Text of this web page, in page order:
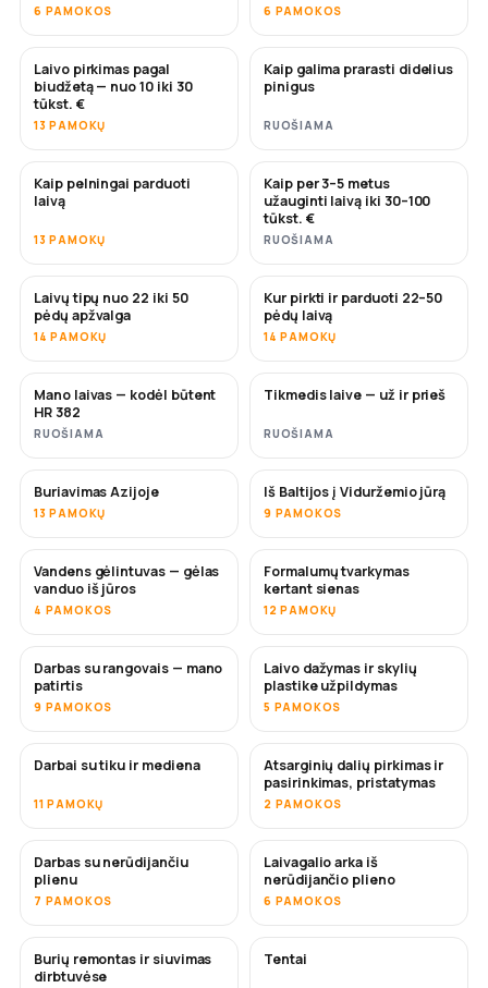
6 PAMOKOS 6 PAMOKOS
NETRUKUS
Laivo pirkimas pagal
biudžetą — nuo 10 iki 30
tūkst. €
13 PAMOKŲ
NETRUKUS
Kaip galima prarasti didelius
pinigus
RUOŠIAMA
NAUJA
Kaip pelningai parduoti
laivą
13 PAMOKŲ
NAUJA
Kaip per 3–5 metus
užauginti laivą iki 30–100
tūkst. €
RUOŠIAMA
NETRUKUS
Laivų tipų nuo 22 iki 50
pėdų apžvalga
14 PAMOKŲ
NETRUKUS
Kur pirkti ir parduoti 22–50
pėdų laivą
14 PAMOKŲ
NETRUKUS
Mano laivas — kodėl būtent
HR 382
RUOŠIAMA
NETRUKUS
Tikmedis laive — už ir prieš
RUOŠIAMA
NETRUKUS
Buriavimas Azijoje
13 PAMOKŲ
NETRUKUS
Iš Baltijos į Viduržemio jūrą
9 PAMOKOS
NETRUKUS
Vandens gėlintuvas — gėlas
vanduo iš jūros
4 PAMOKOS
Formalumų tvarkymas
kertant sienas
12 PAMOKŲ
NETRUKUS
Darbas su rangovais — mano
patirtis
9 PAMOKOS
NETRUKUS
Laivo dažymas ir skylių
plastike užpildymas
5 PAMOKOS
Darbai su tiku ir mediena
11 PAMOKŲ
NETRUKUS
Atsarginių dalių pirkimas ir
pasirinkimas, pristatymas
2 PAMOKOS
NETRUKUS
Darbas su nerūdijančiu
plienu
7 PAMOKOS
Laivagalio arka iš
nerūdijančio plieno
6 PAMOKOS
NETRUKUS
Burių remontas ir siuvimas
dirbtuvėse
Tentai